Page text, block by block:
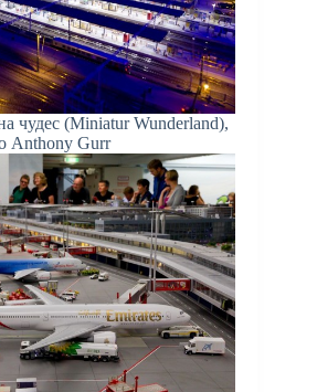
чудес (Miniatur Wunderland),
Anthony Gurr